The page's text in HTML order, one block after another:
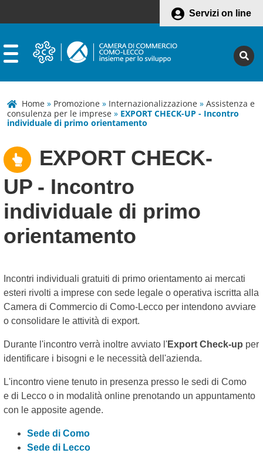
Servizi on line
Home » Promozione » Internazionalizzazione » Assistenza e
consulenza per le imprese » EXPORT CHECK-UP - Incontro
individuale di primo orientamento
EXPORT CHECK-
UP - Incontro
individuale di primo
orientamento
Incontri individuali gratuiti di primo orientamento ai mercati
esteri rivolti a imprese con sede legale o operativa iscritta alla
Camera di Commercio di Como-Lecco per intendono avviare
o consolidare le attività di export.
Durante l'incontro verrà inoltre avviato l'Export Check-up per
identificare i bisogni e le necessità dell'azienda.
L'incontro viene tenuto in presenza presso le sedi di Como
e di Lecco o in modalità online prenotando un appuntamento
con le apposite agende.
Sede di Como
Sede di Lecco